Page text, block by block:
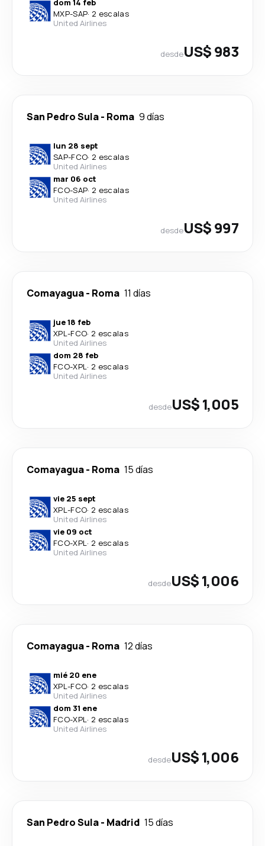
dom 14 feb
MXP-SAP· 2 escalas
United Airlines
desdeUS$ 983
San Pedro Sula- Roma 9 días
lun 28 sept
SAP-FCO· 2 escalas
United Airlines
mar 06 oct
FCO-SAP· 2 escalas
United Airlines
desdeUS$ 997
Comayagua- Roma 11 días
jue 18 feb
XPL-FCO· 2 escalas
United Airlines
dom 28 feb
FCO-XPL· 2 escalas
United Airlines
desdeUS$ 1,005
Comayagua- Roma 15 días
vie 25 sept
XPL-FCO· 2 escalas
United Airlines
vie 09 oct
FCO-XPL· 2 escalas
United Airlines
desdeUS$ 1,006
Comayagua- Roma 12 días
mié 20 ene
XPL-FCO· 2 escalas
United Airlines
dom 31 ene
FCO-XPL· 2 escalas
United Airlines
desdeUS$ 1,006
San Pedro Sula- Madrid 15 días